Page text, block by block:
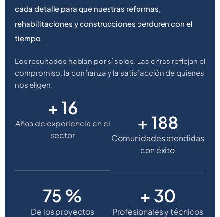
cada detalle para que nuestras reformas,
rehabilitaciones y construcciones perduren con el
tiempo.
Los resultados hablan por sí solos. Las cifras reflejan el
compromiso, la confianza y la satisfacción de quienes
nos eligen.
+ 20
Años de experiencia en el
sector
+ 250
Comunidades atendidas
con éxito
100%
De los proyectos
+ 40
Profesionales y técnicos